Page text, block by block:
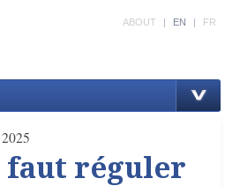
ABOUT | EN | FR
réguler